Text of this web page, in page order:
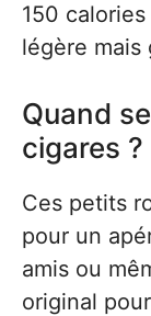
150
légère mais
Quand
cigares ?
Ces petits
pour un
amis ou
original